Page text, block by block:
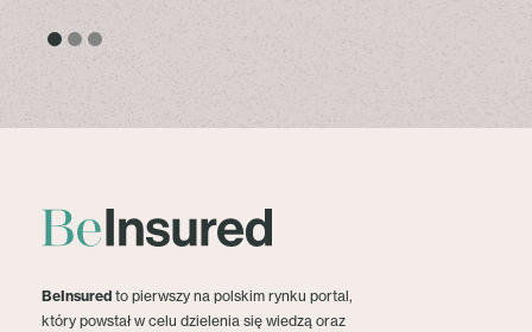
BeInsured to pierwszy na polskim rynku portal,
który powstał w celu dzielenia się wiedzą oraz